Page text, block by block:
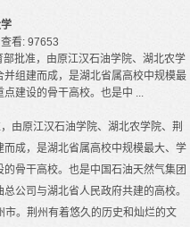
查看: 97653
批准，由原江汉石油学院、湖北农学
组建而成，是湖北省属高校中规模最
建设的骨干高校。也是中 ...
由原江汉石油学院、湖北农学院、荆
成，是湖北省属高校中规模最大、学
骨干高校。也是中国石油天然气集团
公司与湖北省人民政府共建的高校。
市。荆州有着悠久的历史和灿烂的文